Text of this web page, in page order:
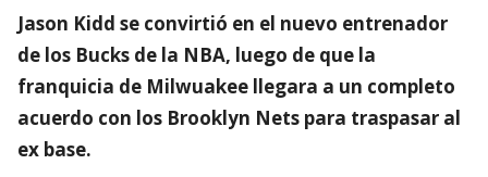
Jason Kidd se convirtió en el nuevo entrenador
de los Bucks de la NBA, luego de que la
franquicia de Milwuakee llegara a un completo
acuerdo con los Brooklyn Nets para traspasar al
ex base.